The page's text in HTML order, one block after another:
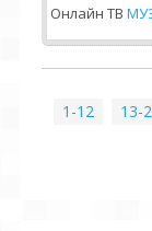
Онлайн ТВ
1-12 13-